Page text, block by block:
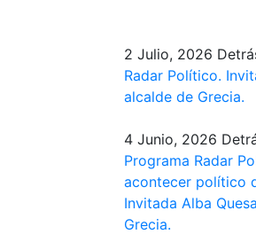
2 Julio, 2026
Radar Político.
alcalde de Grecia.
4 Junio, 2026
Programa Radar
acontecer político
Invitada Alba
Grecia.